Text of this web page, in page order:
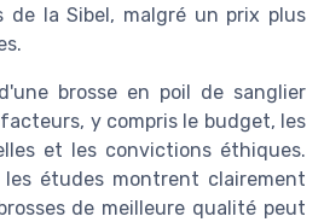
de la Sibel, malgré un prix plus
brosse en poil de sanglier
y compris le budget, les
et les convictions éthiques.
études montrent clairement
de meilleure qualité peut